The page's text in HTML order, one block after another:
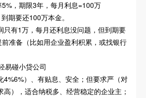
，期限3年，每月利息=100万
期要还100万本金。
只有1万，每月还利息没问题，但到期要
准备（比如用企业盈利积累，或找银行
易碰小贷公司
4%6%）、有贴息、安全；但要求严（对
），适合纳税多、经营稳定的企业主；